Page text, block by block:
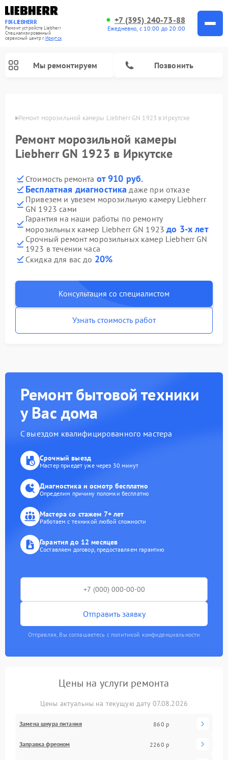
FIX-LIEBHERR
Ремонт устройств Liebherr
Специализированный
cервисный центр г.Иркутск
+7 (395) 240-73-88
Ежедневно, с 10:00 до 20:00
Мы ремонтируем Позвонить
Ремонт морозильной камеры Liebherr GN 1923 в Иркутске
Ремонт морозильной камеры
Liebherr GN 1923 в Иркутске
Стоимость ремонта от 910 руб.
Бесплатная диагностика даже при отказе
Привезем и увезем морозильную камеру Liebherr
GN 1923 сами
Гарантия на наши работы по ремонту
морозильных камер Liebherr GN 1923до 3-х лет
Срочный ремонт морозильных камер Liebherr GN
1923 в течении часа
Скидка для вас до 20%
Консультация со специалистом
Узнать стоимость работ
Ремонт бытовой техники
у Вас дома
С выездом квалифицированного мастера
Срочный выезд
Мастер приедет уже через 30 минут
Диагностика и осмотр бесплатно
Определим причину поломки бесплатно
Мастера со стажем 7+ лет
Работаем с техникой любой сложности
Гарантия до 12 месяцев
Составляем договор, предоставляем гарантию
Отправить заявку
Отправляя, Вы соглашаетесь с политикой конфиденциальности
Цены на услуги ремонта
Цены актуальны на текущую дату 07.08.2026
Замена шнура питания 860 р
Заправка фреоном 2260 р